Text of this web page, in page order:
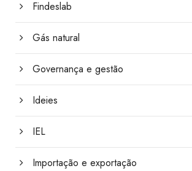
Findeslab
Gás natural
Governança e gestão
Ideies
IEL
Importação e exportação